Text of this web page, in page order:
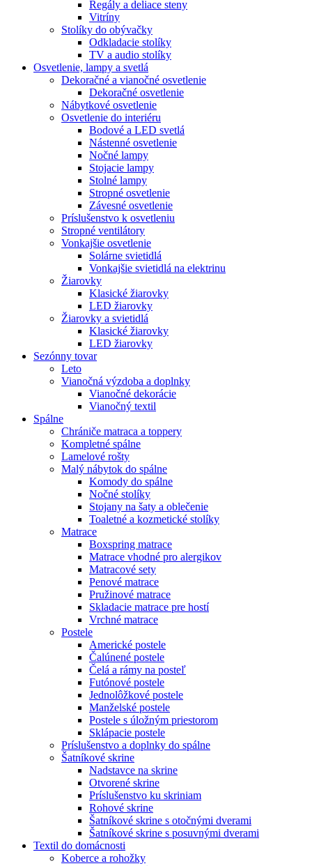
Regály a deliace steny
Vitríny
Stolíky do obývačky
Odkladacie stolíky
TV a audio stolíky
Osvetlenie, lampy a svetlá
Dekoračné a vianočné osvetlenie
Dekoračné osvetlenie
Nábytkové osvetlenie
Osvetlenie do interiéru
Bodové a LED svetlá
Nástenné osvetlenie
Nočné lampy
Stojacie lampy
Stolné lampy
Stropné osvetlenie
Závesné osvetlenie
Príslušenstvo k osvetleniu
Stropné ventilátory
Vonkajšie osvetlenie
Solárne svietidlá
Vonkajšie svietidlá na elektrinu
Žiarovky
Klasické žiarovky
LED žiarovky
Žiarovky a svietidlá
Klasické žiarovky
LED žiarovky
Sezónny tovar
Leto
Vianočná výzdoba a doplnky
Vianočné dekorácie
Vianočný textil
Spálne
Chrániče matraca a toppery
Kompletné spálne
Lamelové rošty
Malý nábytok do spálne
Komody do spálne
Nočné stolíky
Stojany na šaty a oblečenie
Toaletné a kozmetické stolíky
Matrace
Boxspring matrace
Matrace vhodné pro alergikov
Matracové sety
Penové matrace
Pružinové matrace
Skladacie matrace pre hostí
Vrchné matrace
Postele
Americké postele
Čalúnené postele
Čelá a rámy na posteľ
Futónové postele
Jednolôžkové postele
Manželské postele
Postele s úložným priestorom
Sklápacie postele
Príslušenstvo a doplnky do spálne
Šatníkové skrine
Nadstavce na skrine
Otvorené skrine
Príslušenstvo ku skriniam
Rohové skrine
Šatníkové skrine s otočnými dverami
Šatníkové skrine s posuvnými dverami
Textil do domácnosti
Koberce a rohožky